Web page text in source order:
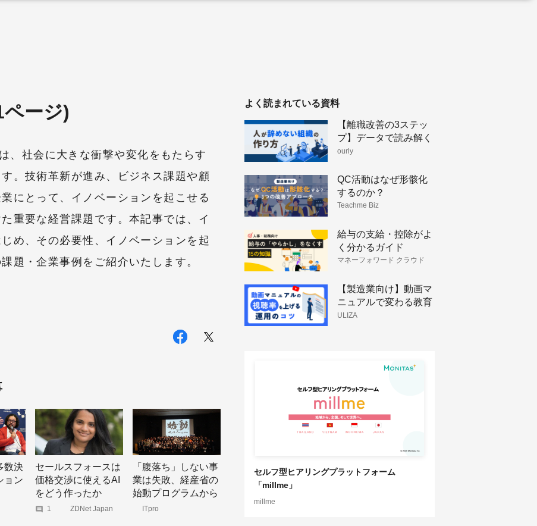
ージ)
、社会に大きな衝撃や変化をもたらす
。技術革新が進み、ビジネス課題や顧
にとって、イノベーションを起こせる
重要な経営課題です。本記事では、イ
め、その必要性、イノベーションを起
題・企業事例をご紹介いたします。
数決
ョン
セールスフォースは
価格交渉に使えるAI
をどう作ったか
1 ZDNet Japan
「腹落ち」しない事
業は失敗、経産省の
始動プログラムから
見えたもの
ITpro
よく読まれている資料
【離職改善の3ステッ
プ】データで読み解く
人が辞めない組織のつ
ourly
QC活動はなぜ形骸化
するのか？
Teachme Biz
給与の支給・控除がよ
く分かるガイド
マネーフォワード クラウド
【製造業向け】動画マ
ニュアルで変わる教育
体制と技術伝承
ULIZA
セルフ型ヒアリングプラットフォーム
「millme」
millme